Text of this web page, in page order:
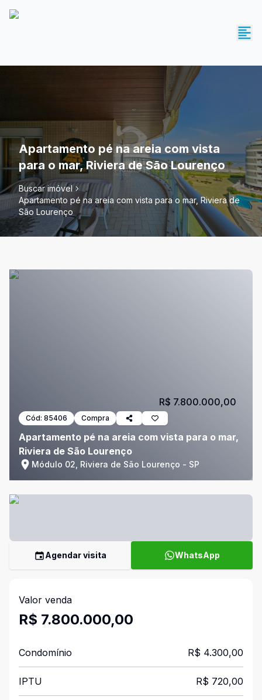
Apartamento pé na areia com vista
para o mar, Riviera de São Lourenço
Buscar imóvel
Apartamento pé na areia com vista para o mar, Riviera de
São Lourenço
Cód: 85406 Compra
Apartamento pé na areia com vista para o mar,
Riviera de São Lourenço
Módulo 02, Riviera de São Lourenço - SP
R$ 7.800.000,00
Agendar visita WhatsApp
Valor venda
R$ 7.800.000,00
Condomínio R$ 4.300,00
IPTU R$ 720,00